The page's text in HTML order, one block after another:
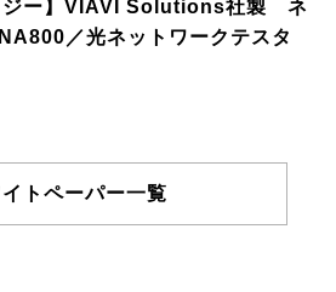
ジー】VIAVI Solutions社製 ネ
／光ネットワークテスタ
トペーパー一覧